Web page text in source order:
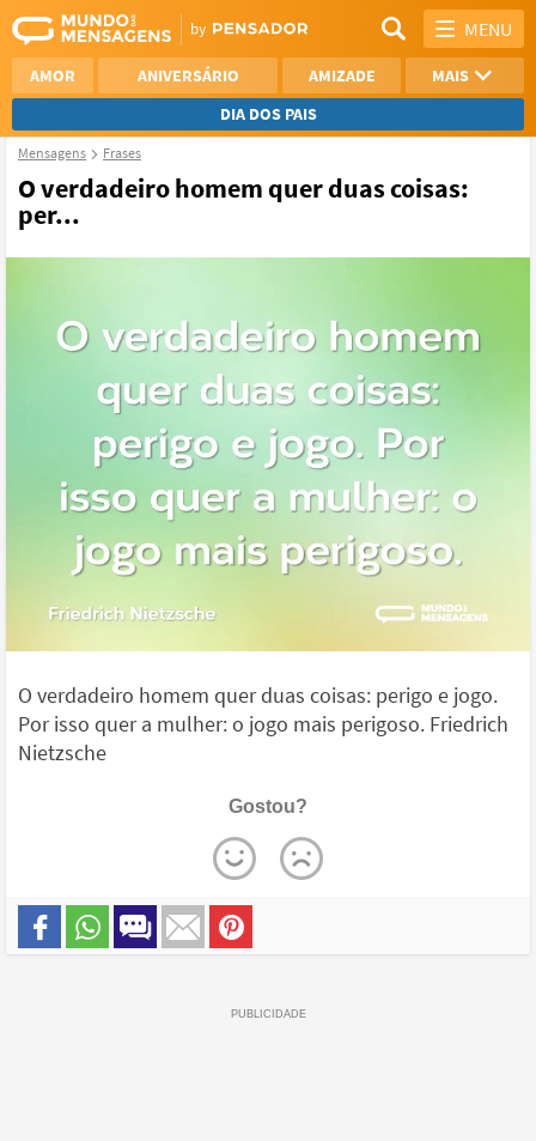
MENU
AMOR ANIVERSÁRIO AMIZADE
MAIS
DIA DOS PAIS
REFLEXÃO
AGRADECIMENTO
Mensagens Frases
O verdadeiro homem quer duas coisas:
per...
O verdadeiro homem quer duas coisas: perigo e jogo.
Por isso quer a mulher: o jogo mais perigoso. Friedrich
Nietzsche
Gostou?